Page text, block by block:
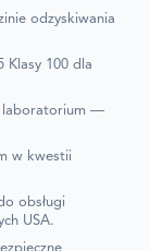
odzyskiwania
Klasy 100 dla
laboratorium —
w kwestii
obsługi
USA.